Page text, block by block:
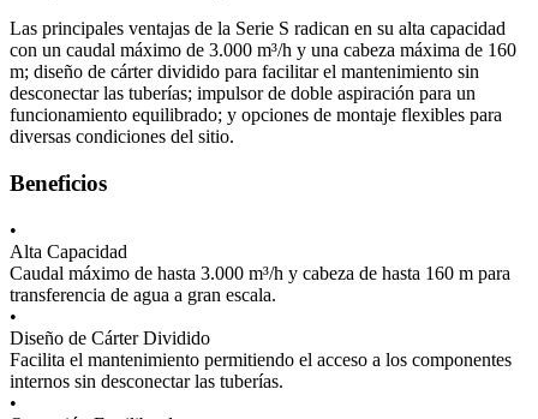
Las principales ventajas de la Serie S radican en su alta capacidad
con un caudal máximo de 3.000 m³/h y una cabeza máxima de 160
m; diseño de cárter dividido para facilitar el mantenimiento sin
desconectar las tuberías; impulsor de doble aspiración para un
funcionamiento equilibrado; y opciones de montaje flexibles para
diversas condiciones del sitio.
Beneficios
•
Alta Capacidad
Caudal máximo de hasta 3.000 m³/h y cabeza de hasta 160 m para
transferencia de agua a gran escala.
•
Diseño de Cárter Dividido
Facilita el mantenimiento permitiendo el acceso a los componentes
internos sin desconectar las tuberías.
•